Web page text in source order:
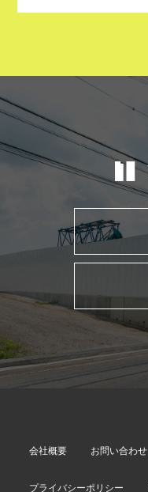
会社概要 お問い合わせ
プライバシーポリシー